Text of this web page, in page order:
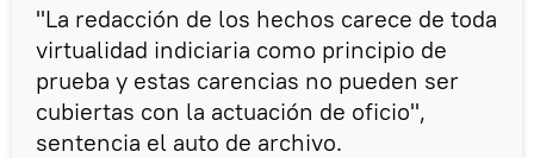
"La redacción de los hechos carece de toda
virtualidad indiciaria como principio de
prueba y estas carencias no pueden ser
cubiertas con la actuación de oficio",
sentencia el auto de archivo.